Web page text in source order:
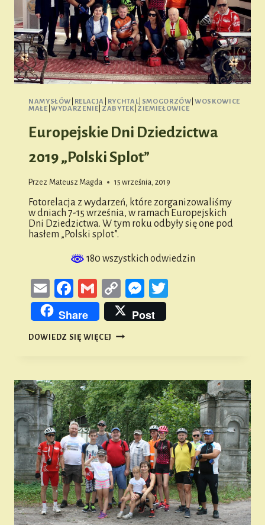
NAMYSŁÓW RELACJA RYCHTAL| SMOGORZÓW |WOSKOWICE
MAŁE |WYDARZENIE ZABYTEK ZIEMIEŁOWICE
Europejskie Dni Dziedzictwa
2019 „Polski Splot”
Przez Mateusz Magda 15 września, 2019
Fotorelacja z wydarzeń, które zorganizowaliśmy
w dniach 7-15 września, w ramach Europejskich
Dni Dziedzictwa. W tym roku odbyły się one pod
hasłem „Polski splot”.
180 wszystkich odwiedzin
EmailFacebook
GmailCopy
Link
Messenger
Share Post
DOWIEDZ SIĘ WIĘCEJ EUROPEJSKIE